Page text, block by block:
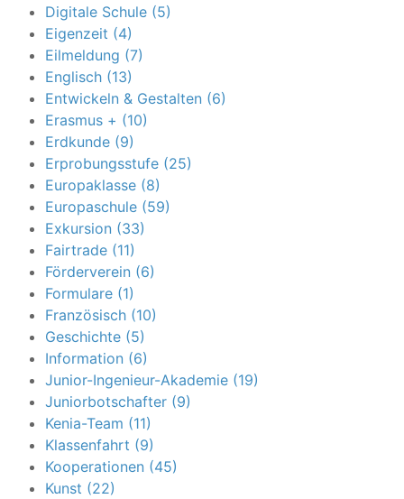
Digitale Schule (5)
Eigenzeit (4)
Eilmeldung (7)
Englisch (13)
Entwickeln & Gestalten (6)
Erasmus + (10)
Erdkunde (9)
Erprobungsstufe (25)
Europaklasse (8)
Europaschule (59)
Exkursion (33)
Fairtrade (11)
Förderverein (6)
Formulare (1)
Französisch (10)
Geschichte (5)
Information (6)
Junior-Ingenieur-Akademie (19)
Juniorbotschafter (9)
Kenia-Team (11)
Klassenfahrt (9)
Kooperationen (45)
Kunst (22)